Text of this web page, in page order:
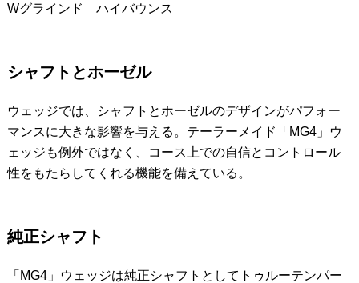
Wグラインド ハイバウンス
シャフトとホーゼル
ウェッジでは、シャフトとホーゼルのデザインがパフォー
マンスに大きな影響を与える。テーラーメイド「MG4」ウ
ェッジも例外ではなく、コース上での自信とコントロール
性をもたらしてくれる機能を備えている。
純正シャフト
「MG4」ウェッジは純正シャフトとしてトゥルーテンパー